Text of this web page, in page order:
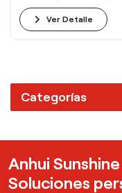
escribir, dibujar y
Ver Detalle
Categorías
Anhui
Soluciones